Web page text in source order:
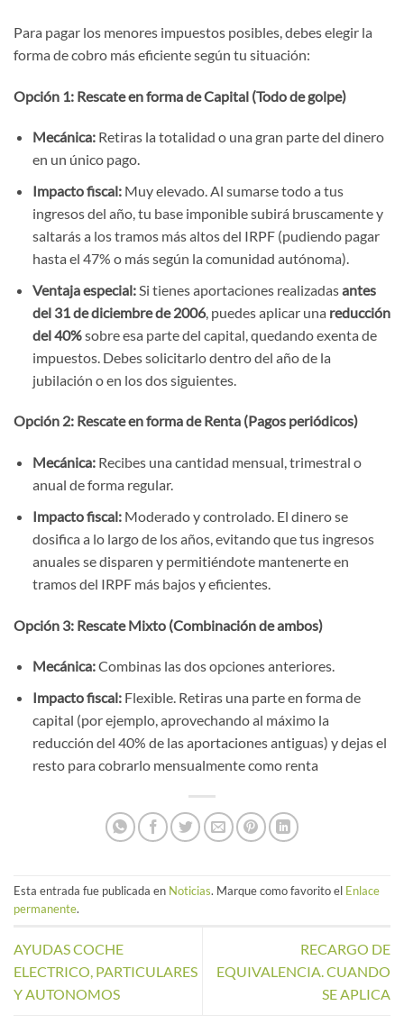
Para pagar los menores impuestos posibles, debes elegir la
forma de cobro más eficiente según tu situación:
Opción 1: Rescate en forma de Capital (Todo de golpe)
Mecánica:Retiras la totalidad o una gran parte del dinero
en un único pago.
Impacto fiscal:Muy elevado. Al sumarse todo a tus
ingresos del año, tu base imponible subirá bruscamente y
saltarás a los tramos más altos del IRPF (pudiendo pagar
hasta el 47% o más según la comunidad autónoma).
Ventaja especial:Si tienes aportaciones realizadasantes
del 31 de diciembre de 2006, puedes aplicar una reducción
del 40%sobre esa parte del capital, quedando exenta de
impuestos. Debes solicitarlo dentro del año de la
jubilación o en los dos siguientes.
Opción 2: Rescate en forma de Renta (Pagos periódicos)
Mecánica:Recibes una cantidad mensual, trimestral o
anual de forma regular.
Impacto fiscal:Moderado y controlado. El dinero se
dosifica a lo largo de los años, evitando que tus ingresos
anuales se disparen y permitiéndote mantenerte en
tramos del IRPF más bajos y eficientes.
Opción 3: Rescate Mixto (Combinación de ambos)
Mecánica:Combinas las dos opciones anteriores.
Impacto fiscal:Flexible. Retiras una parte en forma de
capital (por ejemplo, aprovechando al máximo la
reducción del 40% de las aportaciones antiguas) y dejas el
resto para cobrarlo mensualmente como renta
Esta entrada fue publicada en Noticias. Marque como favorito el Enlace
permanente.
AYUDAS COCHE
ELECTRICO, PARTICULARES
Y AUTONOMOS
RECARGO DE
EQUIVALENCIA. CUANDO
SE APLICA